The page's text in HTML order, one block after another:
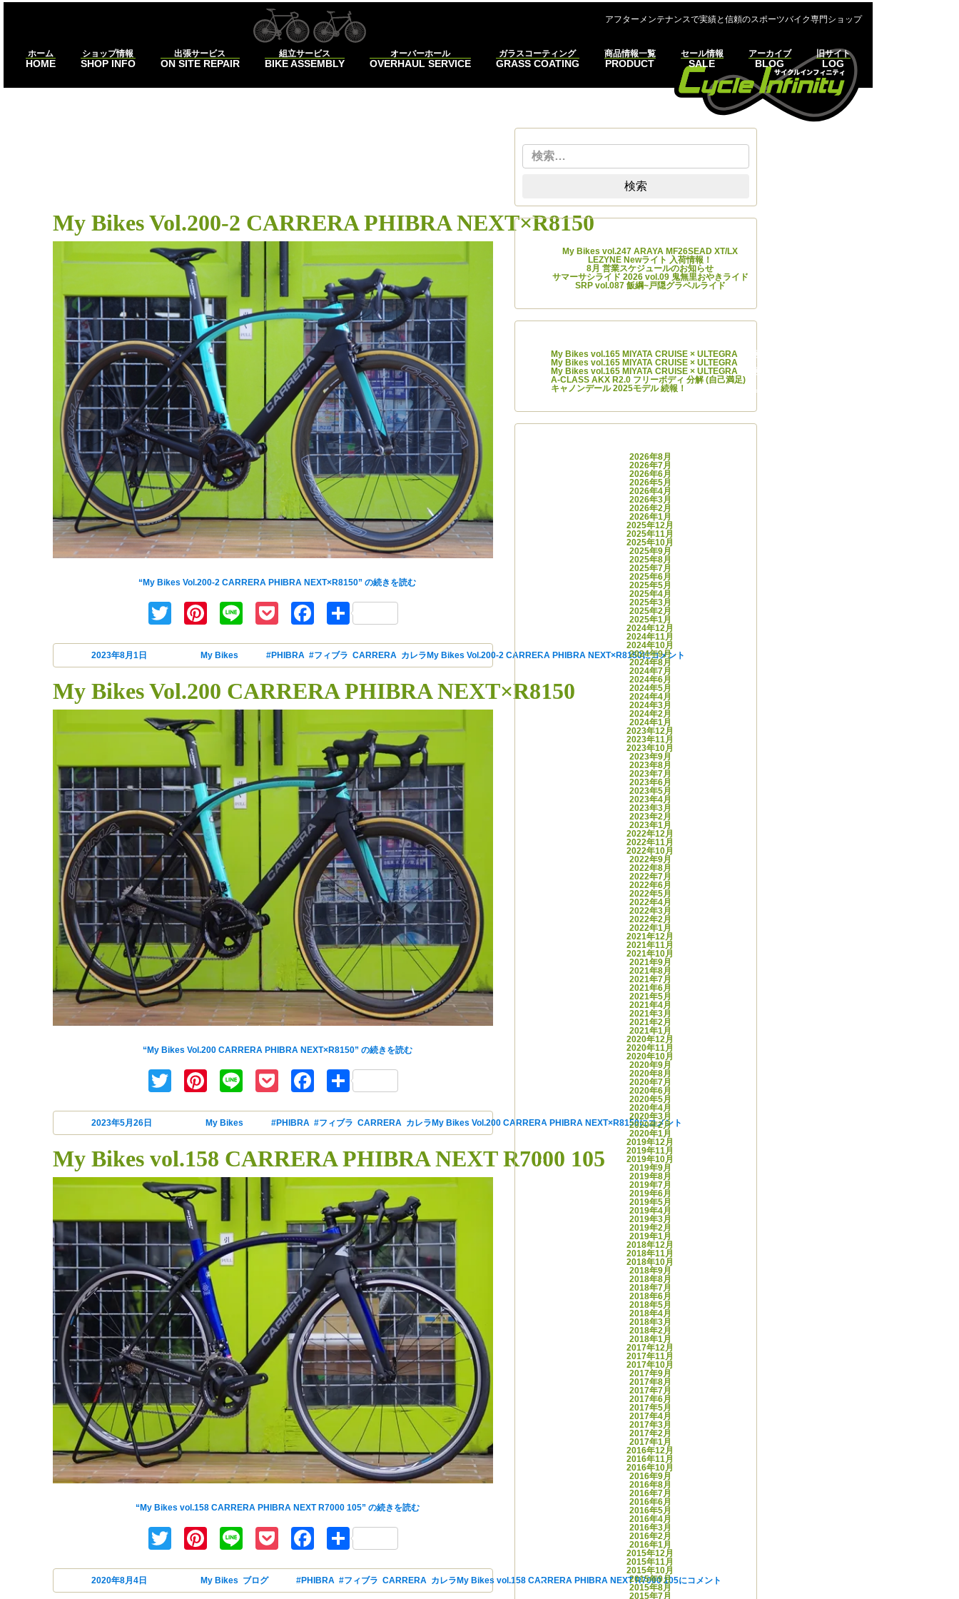
アフターメンテナンスで実績と信頼のスポーツバイク専門ショップ
ホーム
HOME
ショップ情報
SHOP INFO
出張サービス
ON SITE REPAIR
組立サービス
BIKE ASSEMBLY
オーバーホール
OVERHAUL SERVICE
ガラスコーティング
GRASS COATING
商品情報一覧
PRODUCT
セール情報
SALE
アーカイブ
BLOG
旧サイト
LOG
My Bikes Vol.200-2 CARRERA PHIBRA NEXT×R8150
“My Bikes Vol.200-2 CARRERA PHIBRA NEXT×R8150” の続きを読む
TwitterPinterest
Line PocketFacebook
共有
2023年8月1日 My Bikes #PHIBRA, #フィブラ CARRERA, カレラMy Bikes Vol.200-2 CARRERA PHIBRA NEXT×R8150にコメント
My Bikes Vol.200 CARRERA PHIBRA NEXT×R8150
“My Bikes Vol.200 CARRERA PHIBRA NEXT×R8150” の続きを読む
TwitterPinterest
Line PocketFacebook
共有
2023年5月26日 My Bikes #PHIBRA #フィブラ CARRERA カレラMy Bikes Vol.200 CARRERA PHIBRA NEXT×R8150にコメント
My Bikes vol.158 CARRERA PHIBRA NEXT R7000 105
“My Bikes vol.158 CARRERA PHIBRA NEXT R7000 105” の続きを読む
TwitterPinterest
Line PocketFacebook
共有
2020年8月4日 My Bikes ブログ #PHIBRA, #フィブラ CARRERA, カレラ My Bikes vol.158 CARRERA PHIBRA NEXT R7000 105にコメント
検索
My Bikes vol.247 ARAYA MF26SEAD XT/LX
LEZYNE Newライト 入荷情報！
8月 営業スケジュールのお知らせ
サマーサシライド 2026 vol.09 鬼無里おやきライド
SRP vol.087 飯綱~戸隠グラベルライド
My Bikes vol.165 MIYATA CRUISE × ULTEGRA 阿部 学
My Bikes vol.165 MIYATA CRUISE × ULTEGRA
My Bikes vol.165 MIYATA CRUISE × ULTEGRA
阿部 学
A-CLASS AKX R2.0 フリーボディ 分解 (自己満足)
キャノンデール 2025モデル 続報！
より
2026年8月
2026年7月
2026年6月
2026年5月
2026年4月
2026年3月
2026年2月
2026年1月
2025年12月
2025年11月
2025年10月
2025年9月
2025年8月
2025年7月
2025年6月
2025年5月
2025年4月
2025年3月
2025年2月
2025年1月
2024年12月
2024年11月
2024年10月
2024年9月
2024年8月
2024年7月
2024年6月
2024年5月
2024年4月
2024年3月
2024年2月
2024年1月
2023年12月
2023年11月
2023年10月
2023年9月
2023年8月
2023年7月
2023年6月
2023年5月
2023年4月
2023年3月
2023年2月
2023年1月
2022年12月
2022年11月
2022年10月
2022年9月
2022年8月
2022年7月
2022年6月
2022年5月
2022年4月
2022年3月
2022年2月
2022年1月
2021年12月
2021年11月
2021年10月
2021年9月
2021年8月
2021年7月
2021年6月
2021年5月
2021年4月
2021年3月
2021年2月
2021年1月
2020年12月
2020年11月
2020年10月
2020年9月
2020年8月
2020年7月
2020年6月
2020年5月
2020年4月
2020年3月
2020年2月
2020年1月
2019年12月
2019年11月
2019年10月
2019年9月
2019年8月
2019年7月
2019年6月
2019年5月
2019年4月
2019年3月
2019年2月
2019年1月
2018年12月
2018年11月
2018年10月
2018年9月
2018年8月
2018年7月
2018年6月
2018年5月
2018年4月
2018年3月
2018年2月
2018年1月
2017年12月
2017年11月
2017年10月
2017年9月
2017年8月
2017年7月
2017年6月
2017年5月
2017年4月
2017年3月
2017年2月
2017年1月
2016年12月
2016年11月
2016年10月
2016年9月
2016年8月
2016年7月
2016年6月
2016年5月
2016年4月
2016年3月
2016年2月
2016年1月
2015年12月
2015年11月
2015年10月
2015年9月
2015年8月
2015年7月